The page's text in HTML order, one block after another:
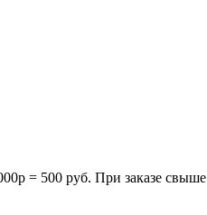
= 500 руб. При заказе свыше